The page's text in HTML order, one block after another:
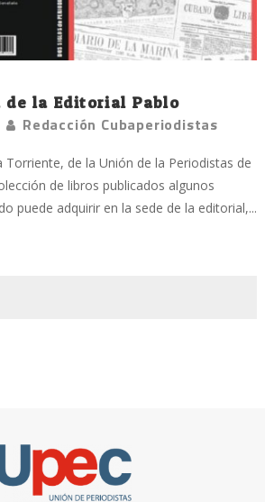
de la Editorial Pablo
Redacción Cubaperiodistas
Torriente, de la Unión de la Periodistas de
de libros publicados algunos
puede adquirir en la sede de la editorial,...